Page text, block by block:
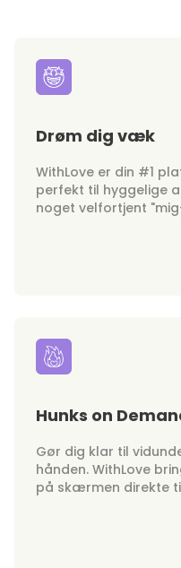
Drøm dig væk
WithLove er din #1
perfekt til hyggelige
noget velfortjent
Hunks on
Gør dig klar til
hånden. WithLove
på skærmen direkte